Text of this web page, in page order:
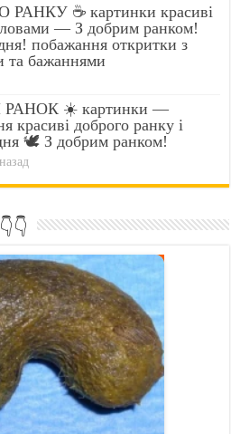
РАНКУ ☕ картинки красиві
— З добрим ранком!
побажання откритки з
та бажаннями
☀️ картинки —
красиві доброго ранку і
🕊️ З добрим ранком!